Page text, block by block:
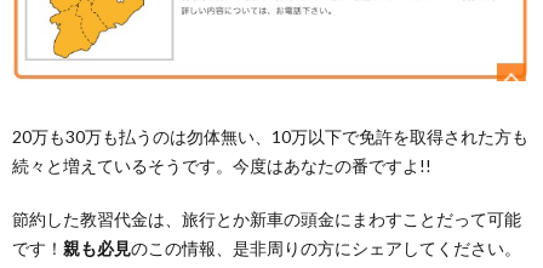
20万も30万も払うのは勿体無い、10万以下で免許を取得された方も
続々と増えているそうです。今度はあなたの番ですよ!!
節約した教習代金は、旅行とか新車の頭金にまわすことだって可能
です！ 親も必見のこの情報、是非周りの方にシェアしてください。